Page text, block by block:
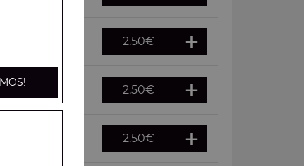
2.50€
2.50€
2.50€